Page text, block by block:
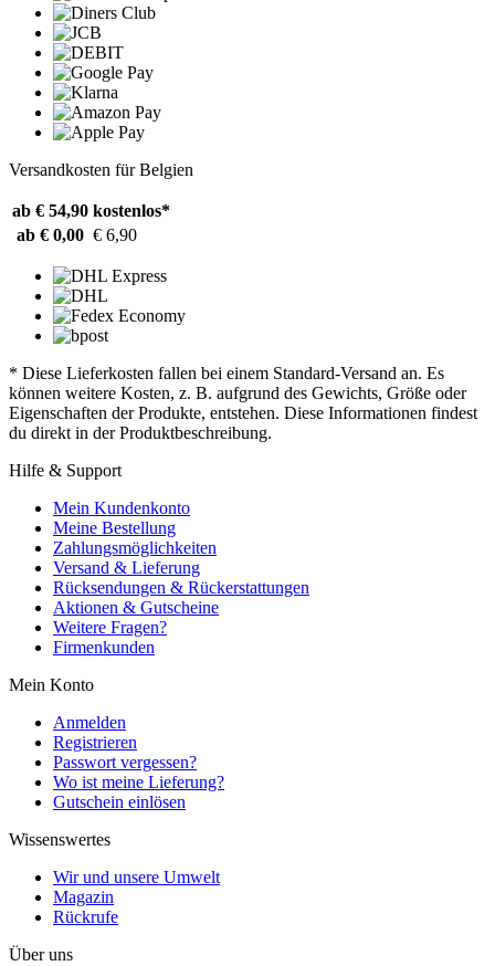
Versandkosten für Belgien
ab € 54,90 kostenlos*
ab € 0,00 € 6,90
* Diese Lieferkosten fallen bei einem Standard-Versand an. Es
können weitere Kosten, z. B. aufgrund des Gewichts, Größe oder
Eigenschaften der Produkte, entstehen. Diese Informationen findest
du direkt in der Produktbeschreibung.
Hilfe & Support
Mein Kundenkonto
Meine Bestellung
Zahlungsmöglichkeiten
Versand & Lieferung
Rücksendungen & Rückerstattungen
Aktionen & Gutscheine
Weitere Fragen?
Firmenkunden
Mein Konto
Anmelden
Registrieren
Passwort vergessen?
Wo ist meine Lieferung?
Gutschein einlösen
Wissenswertes
Wir und unsere Umwelt
Magazin
Rückrufe
Über uns